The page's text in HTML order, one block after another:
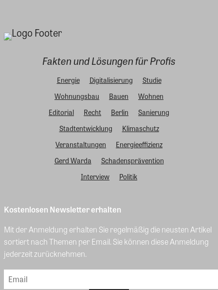
Fakten und Lösungen für Profis
Energie Digitalisierung
Studie
Wohnungsbau
Bauen
Wohnen
Editorial
Recht Berlin
Sanierung
Stadtentwicklung
Klimaschutz
Veranstaltungen
Energieeffizienz
Gerd Warda
Schadensprävention
Interview
Politik
Kostenlosen Newsletter erhalten
Mit der Anmeldung erhalten Sie regelmäßig die neusten Artikel
sortiert nach Themen per Email. Sie können diese Anmeldung
jederzeit zurücknehmen.